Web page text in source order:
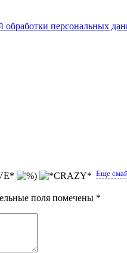
обработки персональных
Еще
поля помечены *